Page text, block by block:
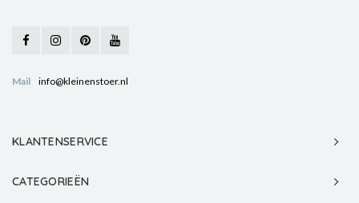
Mail info@kleinenstoer.nl
KLANTENSERVICE
CATEGORIEËN